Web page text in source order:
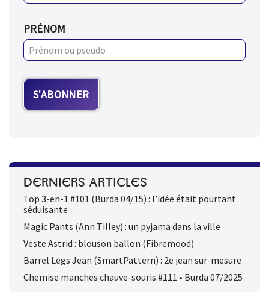
PRÉNOM
DERNIERS ARTICLES
Top 3-en-1 #101 (Burda 04/15) : l’idée était pourtant
séduisante
Magic Pants (Ann Tilley) : un pyjama dans la ville
Veste Astrid : blouson ballon (Fibremood)
Barrel Legs Jean (SmartPattern) : 2e jean sur-mesure
Chemise manches chauve-souris #111 • Burda 07/2025